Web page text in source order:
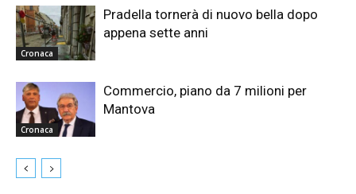
Cronaca
Pradella tornerà di nuovo bella dopo
appena sette anni
Cronaca
Commercio, piano da 7 milioni per
Mantova